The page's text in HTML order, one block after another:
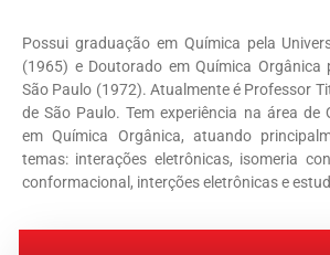
Possui graduação em Química pela
(1965) e Doutorado em Química Orgânica
São Paulo (1972). Atualmente é Professor
de São Paulo. Tem experiência na área de
em Química Orgânica, atuando
temas: interações eletrônicas, isomeria
conformacional, interções eletrônicas e